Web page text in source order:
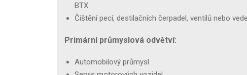
BTX
Čištění pecí, destilačních čerpadel, ventilů nebo
Primární průmyslová odvětví:
Automobilový průmysl